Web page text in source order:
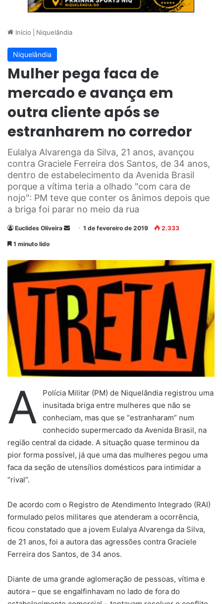
Início Niquelândia
Niquelândia
Mulher pega faca de
mercado e avança em
outra cliente após se
estranharem no corredor
Eulalya Alvarenga da Silva, 21 anos, avançou
contra Graciele Ferreira dos Santos, de 34 anos,
dentro de estabelecimento da Avenida Brasil
porque a vítima teria a olhado "com cara de
nojo": PM teve que conter os ânimos depois que
a briga foi parar no meio da rua
Euclides Oliveira
e
u
m
l
1 de fevereiro de 2019 2.333
1 minuto lido
A
Polícia Militar (PM) de Niquelândia registrou uma
inusitada briga entre mulheres que não se
conheciam, mas que se “estranharam” num
conhecido supermercado da Avenida Brasil, na
região central da cidade. A situação quase terminou da
pior forma possível, já que uma das mulheres pegou uma
faca da seção de utensílios domésticos para intimidar a
“rival”.
De acordo com o Registro de Atendimento Integrado (RAI)
formulado pelos militares que atenderam a ocorrência,
ficou constatado que a jovem Eulalya Alvarenga da Silva,
de 21 anos, foi a autora das agressões contra Graciele
Ferreira dos Santos, de 34 anos.
Diante de uma grande aglomeração de pessoas, vítima e
autora – que se engalfinhavam no lado de fora do